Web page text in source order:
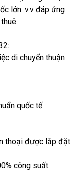
lớn .v.v đáp ứng
di chuyển thuận
quốc tế.
thoại được lắp đặt
công suất.